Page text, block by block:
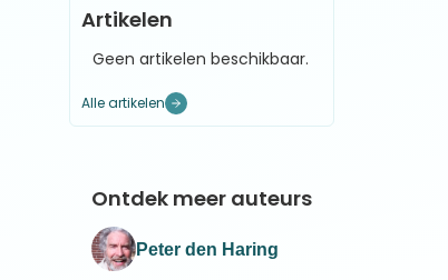
Artikelen
Geen artikelen beschikbaar.
Alle artikelen
Ontdek meer auteurs
Peter den Haring